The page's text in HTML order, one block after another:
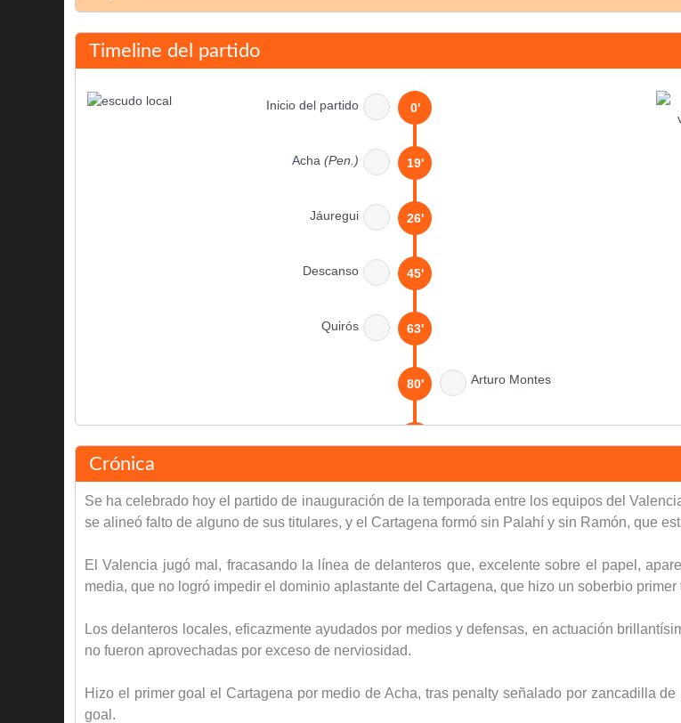
Timeline del partido
Inicio del partido 0'
Acha(Pen.) 19'
Jáuregui 26'
Descanso 45'
Quirós 63'
Arturo Montes
80'
Crónica
Se ha celebrado hoy el partido de inauguración de la temporada entre los equipos del
se alineó falto de alguno de sus titulares, y el Cartagena formó sin Palahí y sin Ramón, que
El Valencia jugó mal, fracasando la línea de delanteros que, excelente sobre el papel,
media, que no logró impedir el dominio aplastante del Cartagena, que hizo un soberbio primer
Los delanteros locales, eficazmente ayudados por medios y defensas, en actuación
no fueron aprovechadas por exceso de nerviosidad.
Hizo el primer goal el Cartagena por medio de Acha, tras penalty señalado por zancadilla
goal.